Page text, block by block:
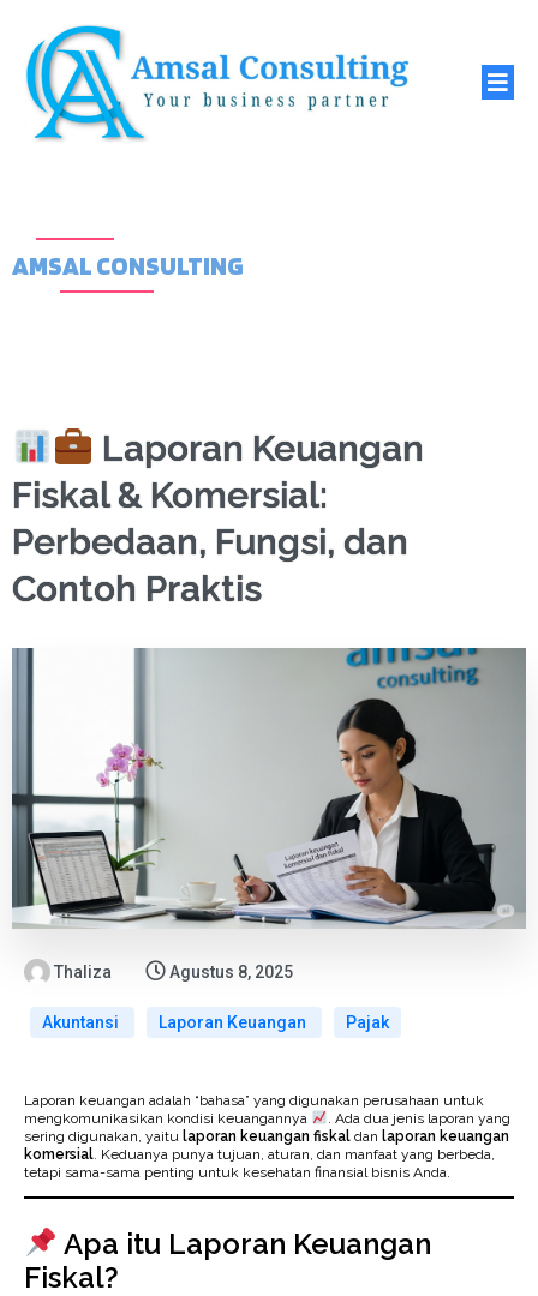
AMSAL CONSULTING
Laporan Keuangan
Fiskal & Komersial:
Perbedaan, Fungsi, dan
Contoh Praktis
Thaliza Agustus 8, 2025
Akuntansi Laporan Keuangan Pajak
Laporan keuangan adalah “bahasa” yang digunakan perusahaan untuk
mengkomunikasikan kondisi keuangannya
. Ada dua jenis laporan yang
sering digunakan, yaitu laporan keuangan fiskal dan laporan keuangan
komersial . Keduanya punya tujuan, aturan, dan manfaat yang berbeda,
tetapi sama-sama penting untuk kesehatan finansial bisnis Anda.
Apa itu Laporan Keuangan
Fiskal?